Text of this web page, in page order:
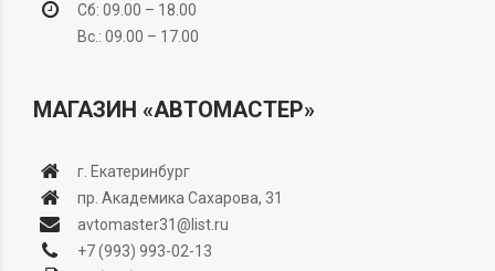
Сб: 09.00 – 18.00
Вс.: 09.00 – 17.00
МАГАЗИН «АВТОМАСТЕР»
г. Екатеринбург
пр. Академика Сахарова, 31
avtomaster31@list.ru
+7 (993) 993-02-13